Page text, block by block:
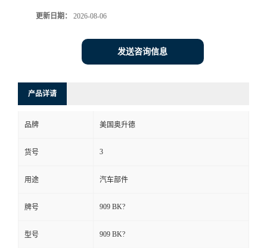
更新日期： 2026-08-06
发送咨询信息
产品详请
品牌 美国奥升德
货号 3
用途 汽车部件
牌号 909 BK?
型号 909 BK?